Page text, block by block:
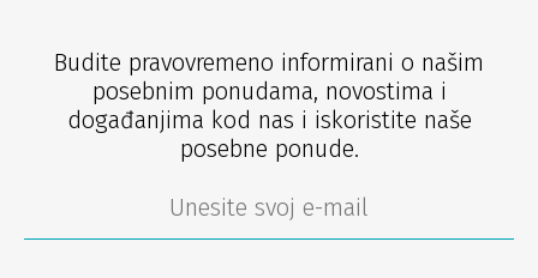
Budite pravovremeno informirani o našim
posebnim ponudama, novostima i
događanjima kod nas i iskoristite naše
posebne ponude.